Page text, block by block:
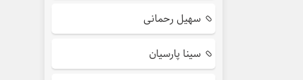
سهیل رحمانی
سینا پارسیان